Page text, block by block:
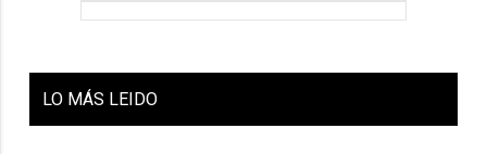
LO MÁS LEIDO